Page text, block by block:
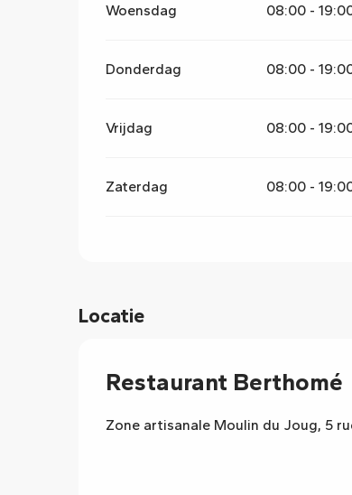
Woensdag 08:00 -
Donderdag 08:00 -
Vrijdag 08:00 -
Zaterdag 08:00 -
Locatie
Restaurant Berthomé
Zone artisanale Moulin du Joug, 5